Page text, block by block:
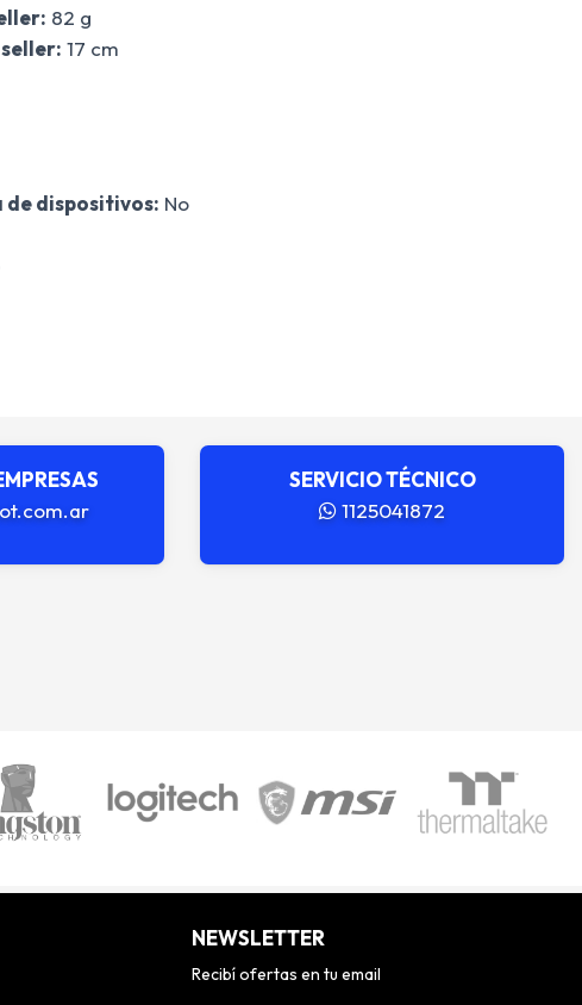
82 g
17 cm
de dispositivos: No
SERVICIO TÉCNICO
1125041872
NEWSLETTER
Recibí ofertas en tu email